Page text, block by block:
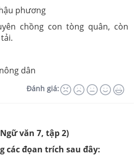
phương
chồng con tòng quân, còn
dân
Đánh giá:
văn 7, tập 2)
các đọan trích sau đây: